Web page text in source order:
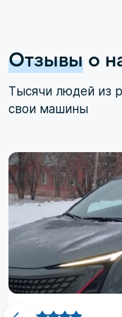
Отзывы о
Тысячи людей из
свои машины